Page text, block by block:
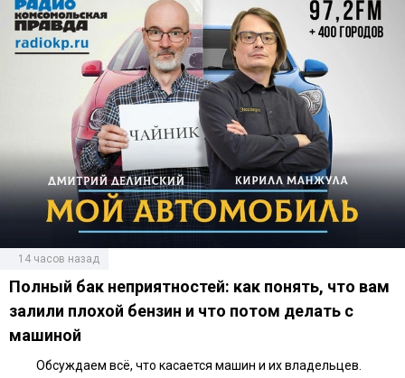
14 часов назад
Полный бак неприятностей: как понять, что вам
залили плохой бензин и что потом делать с
машиной
Обсуждаем всё, что касается машин и их владельцев.